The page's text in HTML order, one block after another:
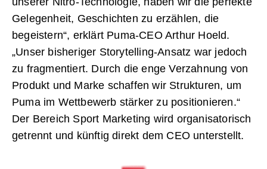
Gelegenheit, Geschichten zu erzählen, die
begeistern“, erklärt Puma-CEO Arthur Hoeld.
„Unser bisheriger Storytelling-Ansatz war jedoch
zu fragmentiert. Durch die enge Verzahnung von
Produkt und Marke schaffen wir Strukturen, um
Puma im Wettbewerb stärker zu positionieren.“
Der Bereich Sport Marketing wird organisatorisch
getrennt und künftig direkt dem CEO unterstellt.